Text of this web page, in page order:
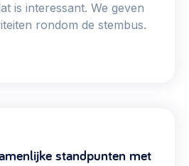
is interessant. We geven
rondom de stembus.
standpunten met